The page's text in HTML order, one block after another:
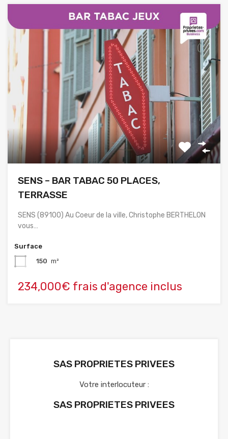
SENS – BAR TABAC 50 PLACES,
TERRASSE
SENS (89100) Au Coeur de la ville, Christophe BERTHELON
vous…
Surface
150 m²
234,000€ frais d'agence inclus
SAS PROPRIETES PRIVEES
Votre interlocuteur :
SAS PROPRIETES PRIVEES